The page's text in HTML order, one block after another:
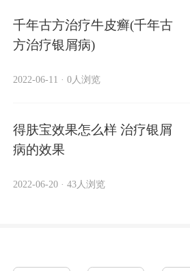
千年古方治疗牛皮癣(千年古
方治疗银屑病)
2022-06-11 · 0人浏览
得肤宝效果怎么样 治疗银屑
病的效果
2022-06-20 · 43人浏览